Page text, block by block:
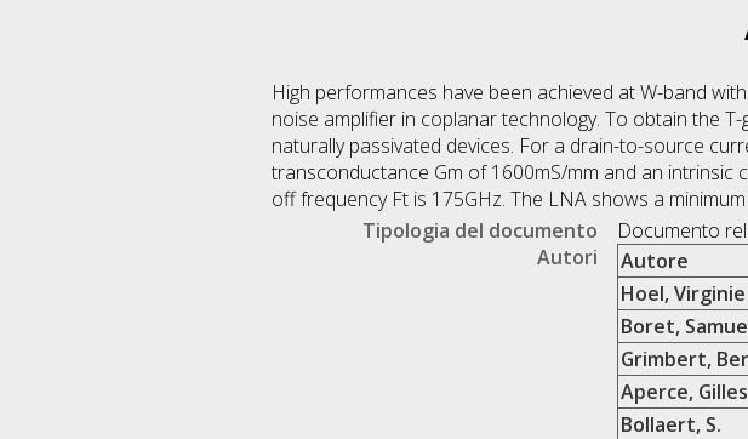
High performances have been achieved at W-band
noise amplifier in coplanar technology. To obtain the
naturally passivated devices. For a drain-to-source
transconductance Gm of 1600mS/mm and an
off frequency Ft is 175GHz. The LNA shows a
Tipologia del documento
Documento
Autori
Autore
Hoel, Virginie
Boret,
Grimbert,
Aperce, Gilles
Bollaert, S.